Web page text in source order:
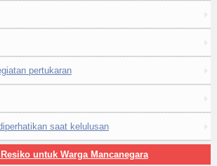
pertukaran
saat kelulusan
untuk Warga Mancanegara